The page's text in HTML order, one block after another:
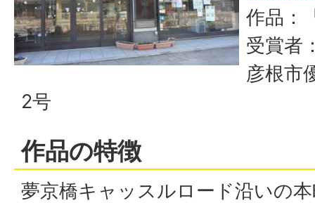
作品：
受賞者
彦根市
2号
作品の特徴
夢京橋キャッスルロード沿いの